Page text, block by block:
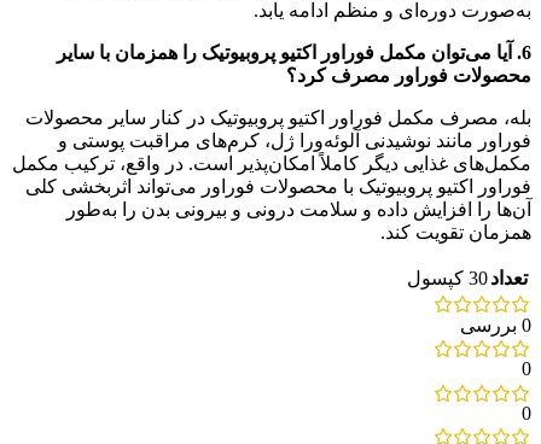
به‌صورت دوره‌ای و منظم ادامه یابد.
6. آیا می‌توان مکمل فوراور اکتیو پروبیوتیک را همزمان با سایر
محصولات فوراور مصرف کرد؟
بله، مصرف مکمل فوراور اکتیو پروبیوتیک در کنار سایر محصولات
فوراور مانند نوشیدنی آلوئه‌ورا ژل، کرم‌های مراقبت پوستی و
مکمل‌های غذایی دیگر کاملاً امکان‌پذیر است. در واقع، ترکیب مکمل
فوراور اکتیو پروبیوتیک با محصولات فوراور می‌تواند اثربخشی کلی
آن‌ها را افزایش داده و سلامت درونی و بیرونی بدن را به‌طور
همزمان تقویت کند.
تعداد30 کپسول
0 بررسی
0
0